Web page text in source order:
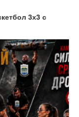
3х3 с